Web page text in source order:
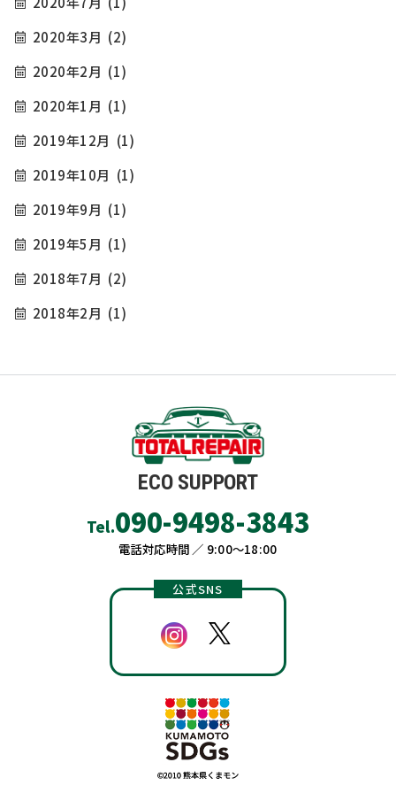
2020年3月 (2)
2020年2月 (1)
2020年1月 (1)
2019年12月 (1)
2019年10月 (1)
2019年9月 (1)
2019年5月 (1)
2018年7月 (2)
2018年2月 (1)
ECO SUPPORT
Tel.090-9498-3843
電話対応時間 ／ 9:00〜18:00
公式SNS